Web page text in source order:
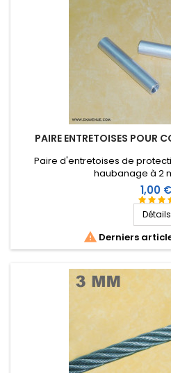
PAIRE ENTRETOISES POUR
Paire d'entretoises de
haubanage à 2
Prix
1,00 €
Détails
 Derniers